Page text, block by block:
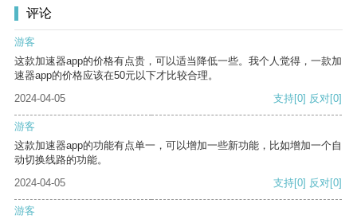
评论
游客
这款加速器app的价格有点贵，可以适当降低一些。我个人觉得，一款加
速器app的价格应该在50元以下才比较合理。
2024-04-05
支持[0] 反对[0]
游客
这款加速器app的功能有点单一，可以增加一些新功能，比如增加一个自
动切换线路的功能。
2024-04-05
支持[0] 反对[0]
游客